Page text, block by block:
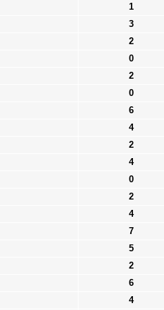
1
3
2
0
2
0
6
4
2
4
0
2
4
7
5
2
6
4